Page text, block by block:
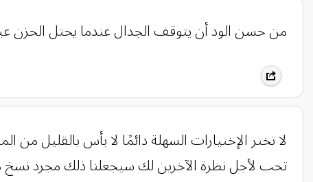
‏من حسن الود أن يتوقف الجدال عندما يحتل الحزن
‏لا تختر الإختيارات السهلة دائمًا لا بأس بالقليل
تحب لأجل نظرة الآخرين لك سيجعلنا ذلك مجرد